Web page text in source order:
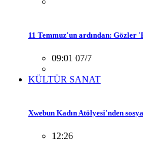
11 Temmuz'un ardından: Gözler
09:01 07/7
KÜLTÜR SANAT
Xwebun Kadın Atölyesi'nden
12:26